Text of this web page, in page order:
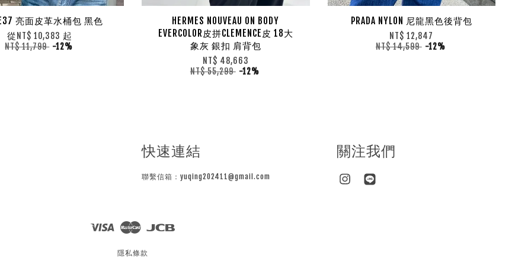
亮面皮革水桶包 黑色
從 NT$ 10,383 起
NT$ 11,799 -12%
HERMES NOUVEAU ON BODY
EVERCOLOR皮拼CLEMENCE皮 18大
象灰 銀扣 肩背包
NT$ 48,663
NT$ 55,299 -12%
PRADA NYLON 尼龍黑色後背包
NT$ 12,847
NT$ 14,599 -12%
快速連結
聯繫信箱：yuqing202411@gmail.com
關注我們
Instagram
Visa Master
隱私條款